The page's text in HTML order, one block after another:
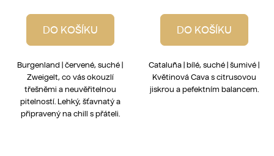
DO KOŠÍKU
Burgenland | červené, suché |
Zweigelt, co vás okouzlí
třešněmi a neuvěřitelnou
pitelností. Lehký, šťavnatý a
připravený na chill s přáteli.
DO KOŠÍKU
Cataluña | bílé, suché | šumivé |
Květinová Cava s citrusovou
jiskrou a pefektním balancem.